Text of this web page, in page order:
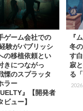
ゲーム会社での
験がパブリッシ
の移植依頼とい
きにつながっ
慄のスプラッタ
ラー
』【開発者
ビュー】
『
冬
す
寂
る